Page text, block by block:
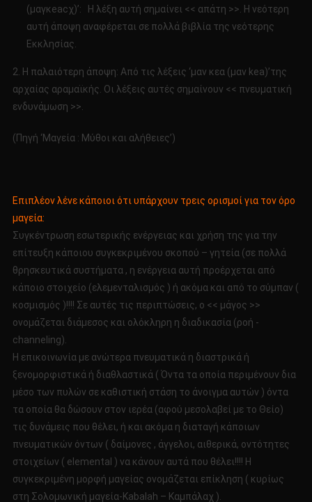
(μαγκeacχ)’: H λέξη αυτή σημαίνει << απάτη >>. Η νεότερη
αυτή άποψη αναφέρεται σε πολλά βιβλία της νεότερης
Εκκλησίας.
2. Η παλαιότερη άποψη: Από τις λέξεις ‘μαν κεα (μαν kea)’της
αρχαίας αραμαϊκής. Οι λέξεις αυτές σημαίνουν << πνευματική
ενδυνάμωση >>.
(Πηγή ‘Μαγεία : Μύθοι και αλήθειες’)
Επιπλέον λένε κάποιοι ότι υπάρχουν τρεις ορισμοί για τον όρο
μαγεία:
Συγκέντρωση εσωτερικής ενέργειας και χρήση της για την
επίτευξη κάποιου συγκεκριμένου σκοπού – γητεία (σε πολλά
θρησκευτικά συστήματα , η ενέργεια αυτή προέρχεται από
κάποιο στοιχείο (ελεμενταλισμός ) ή ακόμα και από το σύμπαν (
κοσμισμός )!!!! Σε αυτές τις περιπτώσεις, ο << μάγος >>
ονομάζεται διάμεσος και ολόκληρη η διαδικασία (ροή -
channeling).
H επικοινωνία με ανώτερα πνευματικά η διαστρικά ή
ξενομορφιστικά ή διαθλαστικά ( Όντα τα οποία περιμένουν δια
μέσο των πυλών σε καθιστική στάση το άνοιγμα αυτών ) όντα
τα οποία θα δώσουν στον ιερέα (αφού μεσολαβεί με το Θείο)
τις δυνάμεις που θέλει, ή και ακόμα η διαταγή κάποιων
πνευματικών όντων ( δαίμονες , άγγελοι, αιθερικά, οντότητες
στοιχείων ( elemental ) να κάνουν αυτά που θέλει!!!! Η
συγκεκριμένη μορφή μαγείας ονομάζεται επίκληση ( κυρίως
στη Σολομωνική μαγεία-Kabalah – Καμπάλαχ ).